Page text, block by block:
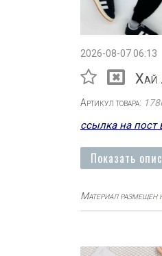
2026-08-07 06:13
Хай
Артикул товара:
ссылка на пост
Показать
Материал размещен